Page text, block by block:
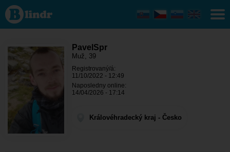
PavelSpr - On
hledá někoho
Královéhradecký
kraj - Černilov
PavelSpr
Muž, 39
Registrovaný/á:
11/10/2022 - 12:49
Naposledny online:
14/04/2026 - 17:14
Královéhradecký kraj - Česko